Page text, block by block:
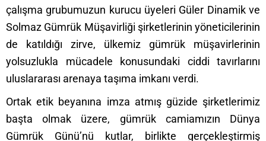
çalışma grubumuzun kurucu üyeleri Güler Dinamik ve
Solmaz Gümrük Müşavirliği şirketlerinin yöneticilerinin
de katıldığı zirve, ülkemiz gümrük müşavirlerinin
yolsuzlukla mücadele konusundaki ciddi tavırlarını
uluslararası arenaya taşıma imkanı verdi.
Ortak etik beyanına imza atmış güzide şirketlerimiz
başta olmak üzere, gümrük camiamızın Dünya
Gümrük Günü’nü kutlar, birlikte gerçekleştirmiş